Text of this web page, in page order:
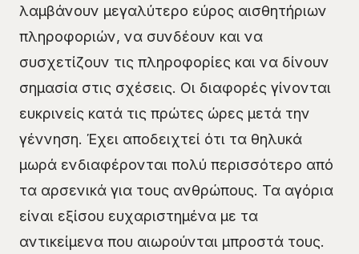
λαμβάνουν μεγαλύτερο εύρος αισθητήριων
πληροφοριών, να συνδέουν και να
συσχετίζουν τις πληροφορίες και να δίνουν
σημασία στις σχέσεις. Οι διαφορές γίνονται
ευκρινείς κατά τις πρώτες ώρες μετά την
γέννηση. Έχει αποδειχτεί ότι τα θηλυκά
μωρά ενδιαφέρονται πολύ περισσότερο από
τα αρσενικά για τους ανθρώπους. Τα αγόρια
είναι εξίσου ευχαριστημένα με τα
αντικείμενα που αιωρούνται μπροστά τους.